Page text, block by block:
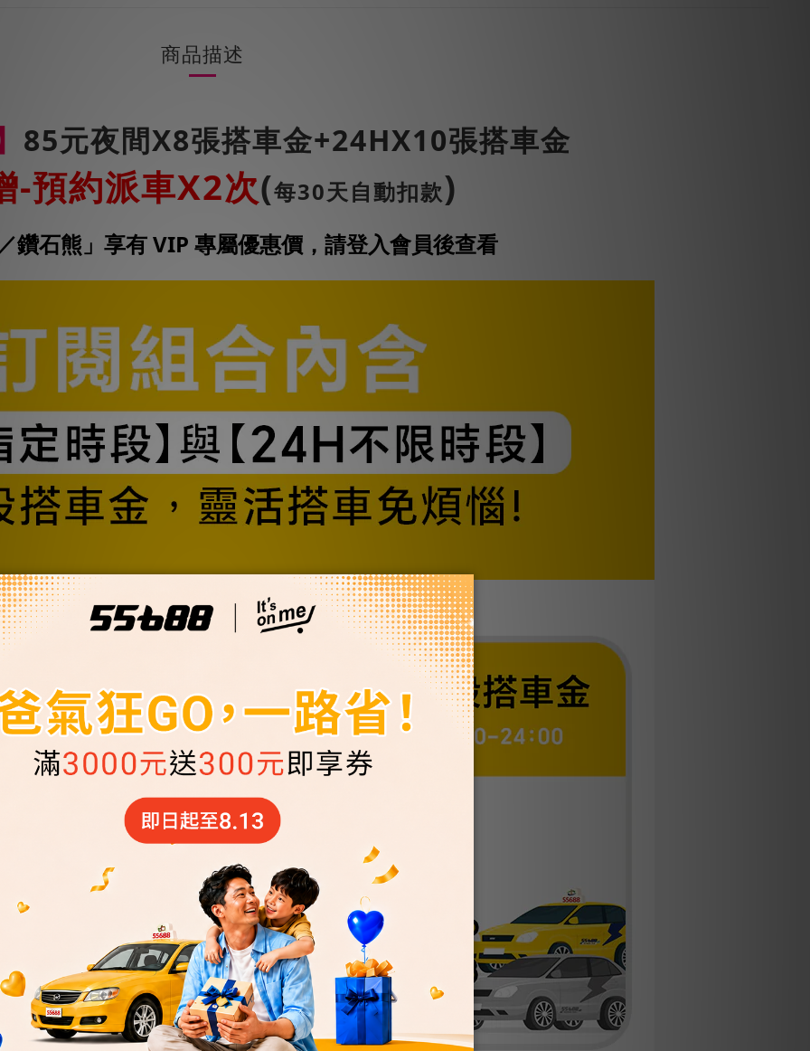
商品描述
85元夜間X8張搭車金+24HX10張搭車金
-預約派車X2次(每30天自動扣款)
鑽石熊」享有 VIP 專屬優惠價，請登入會員後查看